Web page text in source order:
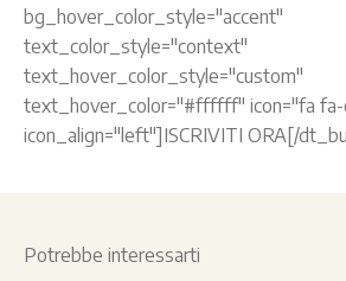
bg_hover_color_style="accent"
text_color_style="context"
text_hover_color_style="custom"
text_hover_color="#ffffff" icon="fa fa-
icon_align="left"]ISCRIVITI ORA[/
Potrebbe interessarti